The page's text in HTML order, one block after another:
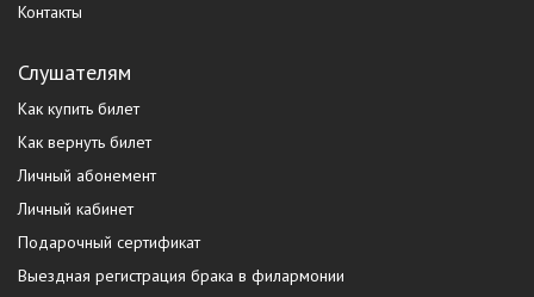
Контакты
Слушателям
Как купить билет
Как вернуть билет
Личный абонемент
Личный кабинет
Подарочный сертификат
Выездная регистрация брака в филармонии